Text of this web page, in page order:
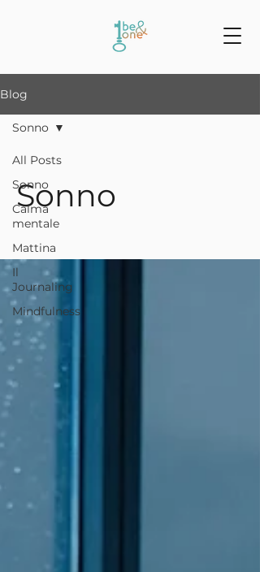
Blog
All Posts
Sonno
Calma
mentale
Mattina
Il
Journaling
Mindfulness
Sonno
Sonno